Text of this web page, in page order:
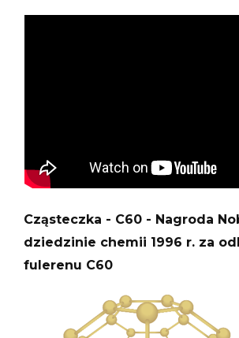
Cząsteczka - C60 - Nagroda
dziedzinie chemii 1996 r. za
fulerenu C60